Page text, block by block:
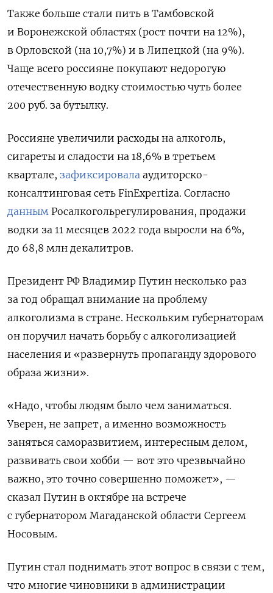
Также больше стали пить в Тамбовской
и Воронежской областях (рост почти на 12%),
в Орловской (на 10,7%) и в Липецкой (на 9%).
Чаще всего россияне покупают недорогую
отечественную водку стоимостью чуть более
200 руб. за бутылку.
Россияне увеличили расходы на алкоголь,
сигареты и сладости на 18,6% в третьем
квартале, зафиксировала аудиторско-
консалтинговая сеть FinExpertiza. Согласно
данным Росалкогольрегулирования, продажи
водки за 11 месяцев 2022 года выросли на 6%,
до 68,8 млн декалитров.
Президент РФ Владимир Путин несколько раз
за год обращал внимание на проблему
алкоголизма в стране. Нескольким губернаторам
он поручил начать борьбу с алкоголизацией
населения и «развернуть пропаганду здорового
образа жизни».
«Надо, чтобы людям было чем заниматься.
Уверен, не запрет, а именно возможность
заняться саморазвитием, интересным делом,
развивать свои хобби — вот это чрезвычайно
важно, это точно совершенно поможет», —
сказал Путин в октябре на встрече
с губернатором Магаданской области Сергеем
Носовым.
Путин стал поднимать этот вопрос в связи с тем,
что многие чиновники в администрации